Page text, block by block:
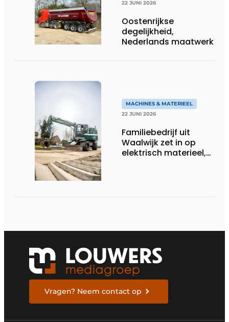
22 JUNI 2026
Oostenrijkse
degelijkheid,
Nederlands maatwerk
MACHINES & MATERIEEL
22 JUNI 2026
Familiebedrijf uit
Waalwijk zet in op
elektrisch materieel,
Vragen? Neem contact op